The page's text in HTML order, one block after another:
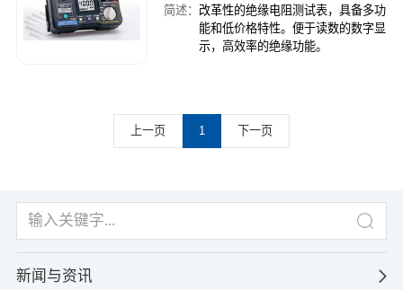
简述： 改革性的绝缘电阻测试表，具备多功
能和低价格特性。便于读数的数字显
示，高效率的绝缘功能。
上一页 1 下一页
新闻与资讯